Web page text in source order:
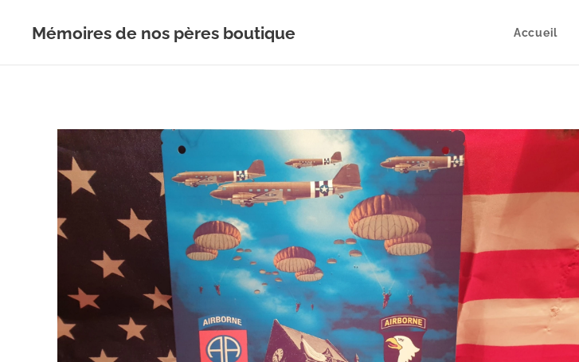
Mémoires de nos pères boutique Accueil